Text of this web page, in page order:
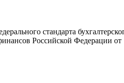
стандарта
Российской Федерации от